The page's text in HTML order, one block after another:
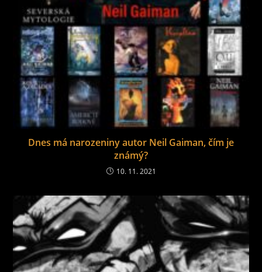
Dnes má narozeniny autor Neil Gaiman, čím je
známý?
10. 11. 2021